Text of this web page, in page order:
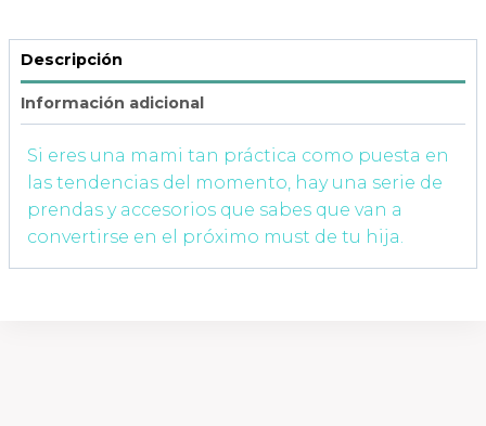
Descripción
Información adicional
Si eres una mami tan práctica como puesta en
las tendencias del momento, hay una serie de
prendas y accesorios que sabes que van a
convertirse en el próximo must de tu hija.